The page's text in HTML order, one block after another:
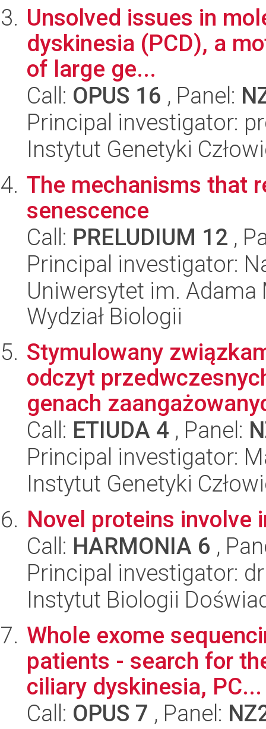
Unsolved issues in
dyskinesia (PCD), a
of large ge...
Call: OPUS 16 , Panel:
Principal investigator:
Instytut Genetyki
The mechanisms that
senescence
Call: PRELUDIUM 12 ,
Principal investigator:
Uniwersytet im.
Wydział Biologii
Stymulowany
odczyt
genach
Call: ETIUDA 4 , Panel:
Principal investigator:
Instytut Genetyki
Novel proteins involve
Call: HARMONIA 6 ,
Principal investigator:
Instytut Biologii
Whole exome
patients - search for
ciliary dyskinesia, PC...
Call: OPUS 7 , Panel: